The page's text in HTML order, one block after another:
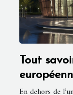
Tout
En dehors de